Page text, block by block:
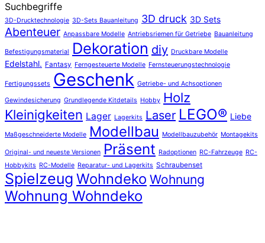
Suchbegriffe
3D-Drucktechnologie 3D-Sets Bauanleitung 3D druck 3D Sets
Abenteuer Anpassbare Modelle Antriebsriemen für Getriebe Bauanleitung
Befestigungsmaterial Dekoration diy Druckbare Modelle
Edelstahl. Fantasy Ferngesteuerte Modelle Fernsteuerungstechnologie
Fertigungssets Geschenk Getriebe- und Achsoptionen
Gewindesicherung Grundlegende Kitdetails Hobby Holz
Kleinigkeiten Lager Lagerkits Laser LEGO® Liebe
Maßgeschneiderte Modelle Modellbau Modellbauzubehör Montagekits
Original- und neueste Versionen Präsent Radoptionen RC-Fahrzeuge RC-
Hobbykits RC-Modelle Reparatur- und Lagerkits Schraubenset
Spielzeug Wohndeko Wohnung
Wohnung Wohndeko